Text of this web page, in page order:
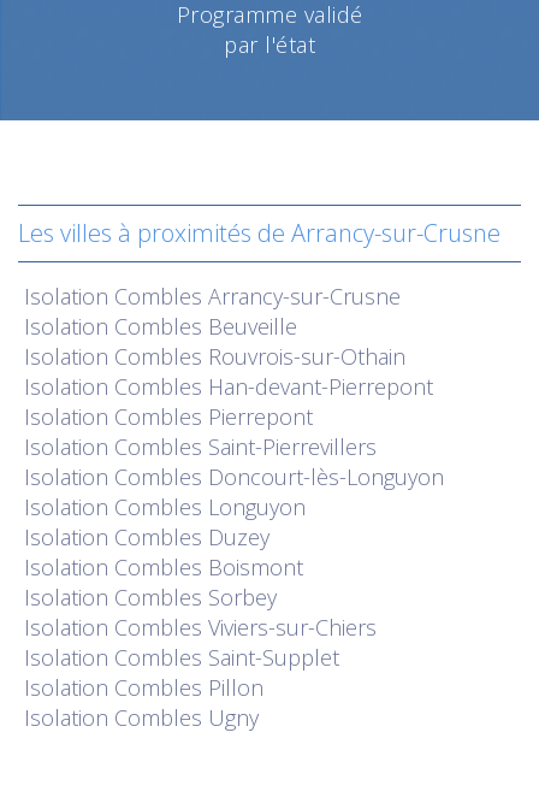
Programme validé
par l'état
Les villes à proximités de Arrancy-sur-Crusne
Isolation Combles Arrancy-sur-Crusne
Isolation Combles Beuveille
Isolation Combles Rouvrois-sur-Othain
Isolation Combles Han-devant-Pierrepont
Isolation Combles Pierrepont
Isolation Combles Saint-Pierrevillers
Isolation Combles Doncourt-lès-Longuyon
Isolation Combles Longuyon
Isolation Combles Duzey
Isolation Combles Boismont
Isolation Combles Sorbey
Isolation Combles Viviers-sur-Chiers
Isolation Combles Saint-Supplet
Isolation Combles Pillon
Isolation Combles Ugny